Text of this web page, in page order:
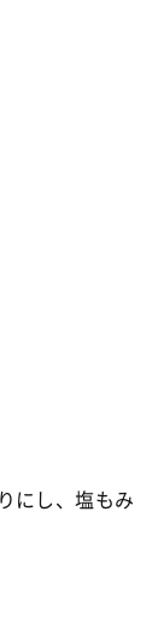
にし、塩もみ